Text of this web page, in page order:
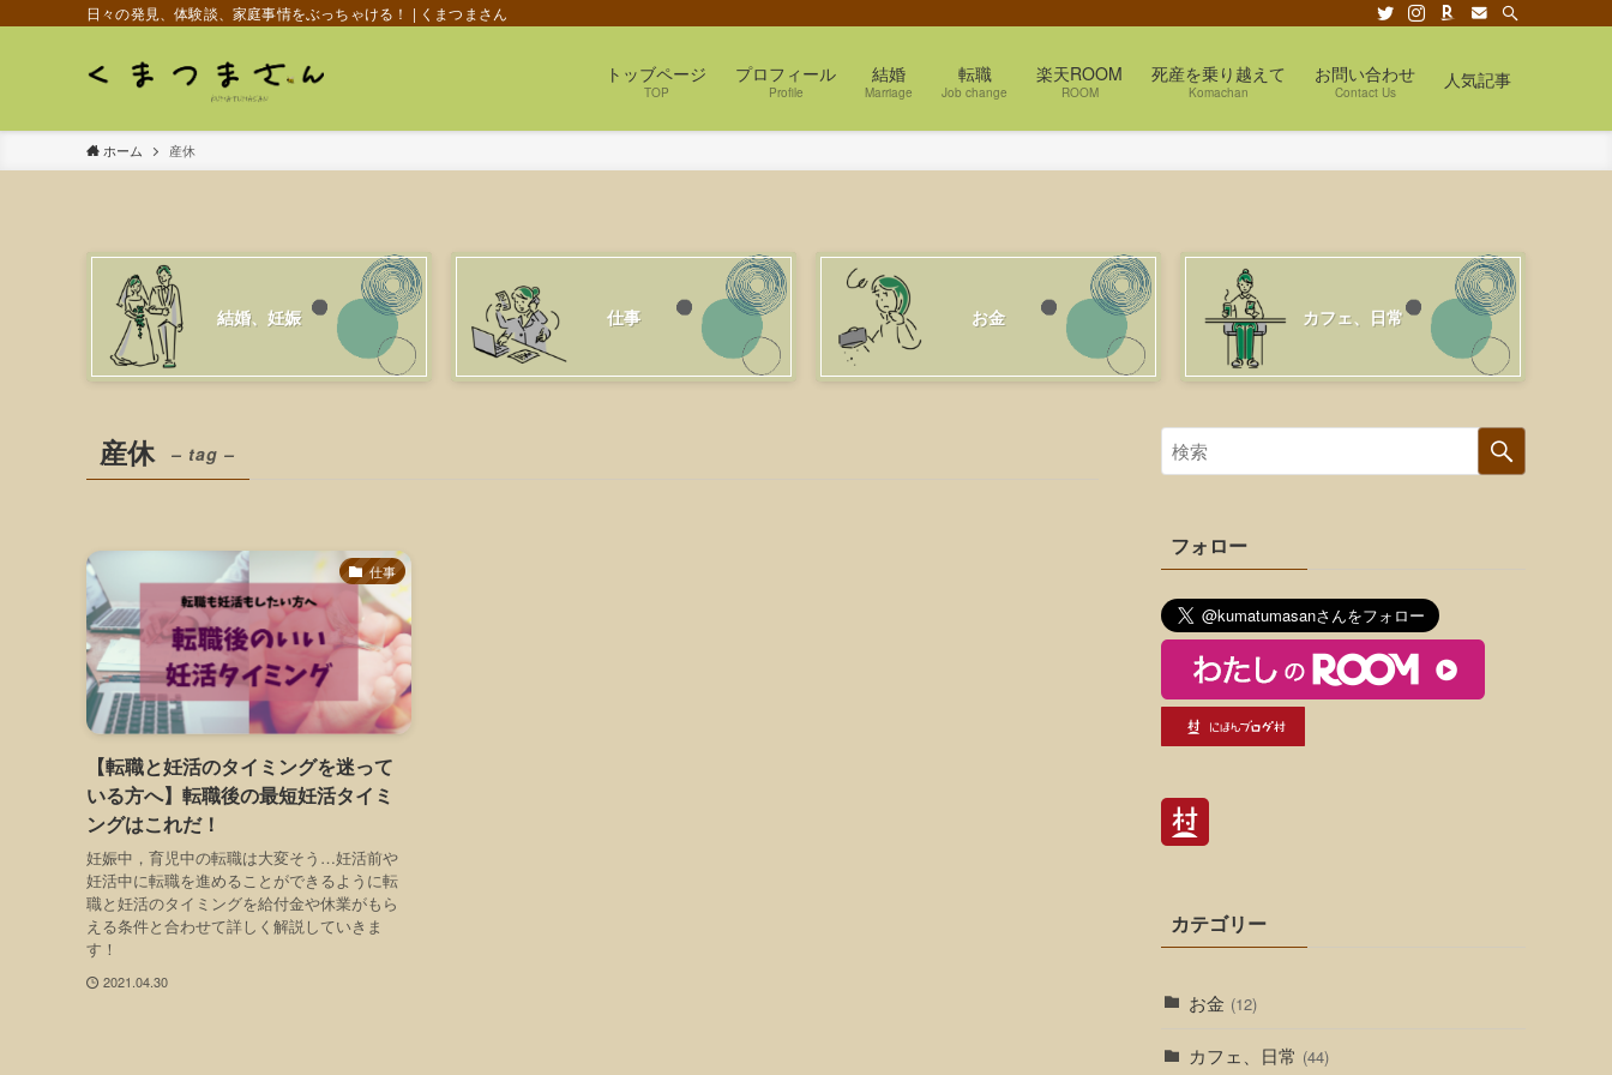
日々の発見、体験談、家庭事情をぶっちゃける！ | くまつまさん
トッブページ
TOP
プロフィール
Profile
結婚
Marriage
転職
Job change
楽天ROOM
ROOM
死産を乗り越えて
Komachan
お問い合わせ
Contact Us
人気記事
ホーム 産休
結婚、妊娠 仕事 お金 カフェ、日常
産休 – tag –
仕事
【転職と妊活のタイミングを迷って
いる方へ】転職後の最短妊活タイミ
ングはこれだ！
妊娠中，育児中の転職は大変そう…妊活前や
妊活中に転職を進めることができるように転
職と妊活のタイミングを給付金や休業がもら
える条件と合わせて詳しく解説していきま
す！
2021.04.30
フォロー
カテゴリー
お金 (12)
カフェ、日常 (44)